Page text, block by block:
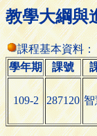
教學大綱與
課程基本資料：
學年期
課號
109-2 287120 智